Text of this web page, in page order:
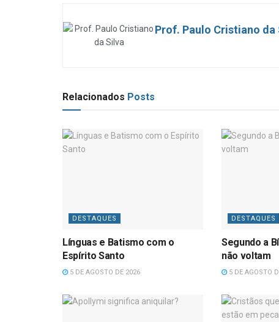
Prof. Paulo Cristiano da
Relacionados Posts
DESTAQUES
Línguas e Batismo com o
Espírito Santo
5 DE AGOSTO DE 2026
DESTAQUES
Segundo a
não voltam
5 DE AGOSTO